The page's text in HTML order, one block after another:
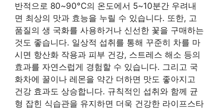
반적으로 80~90°C의 온도에서 5~10분간 우려내
면 최상의 맛과 효능을 누릴 수 있습니다. 또한, 고
품질의 생 국화를 사용하거나 신선한 꽃을 구매하는
것도 좋습니다. 일상적 섭취를 통해 꾸준히 차를 마
시면 항산화 작용과 피부 건강, 스트레스 해소 등의
효과를 자연스럽게 경험할 수 있습니다. 그리고 국
화차에 꿀이나 레몬을 약간 더하면 맛도 좋아지고
건강 효과도 상승합니다. 규칙적인 섭취와 함께 균
형 잡힌 식습관을 유지하면 더욱 건강한 라이프스타